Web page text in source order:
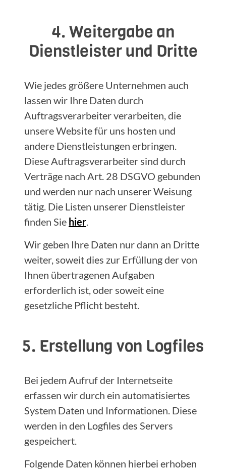
4. Weitergabe an
Dienstleister und Dritte
Wie jedes größere Unternehmen auch
lassen wir Ihre Daten durch
Auftragsverarbeiter verarbeiten, die
unsere Website für uns hosten und
andere Dienstleistungen erbringen.
Diese Auftragsverarbeiter sind durch
Verträge nach Art. 28 DSGVO gebunden
und werden nur nach unserer Weisung
tätig. Die Listen unserer Dienstleister
finden Sie hier.
Wir geben Ihre Daten nur dann an Dritte
weiter, soweit dies zur Erfüllung der von
Ihnen übertragenen Aufgaben
erforderlich ist, oder soweit eine
gesetzliche Pflicht besteht.
5. Erstellung von Logfiles
Bei jedem Aufruf der Internetseite
erfassen wir durch ein automatisiertes
System Daten und Informationen. Diese
werden in den Logfiles des Servers
gespeichert.
Folgende Daten können hierbei erhoben